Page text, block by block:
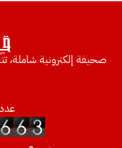
صحيفة إلكترونية شاملة،